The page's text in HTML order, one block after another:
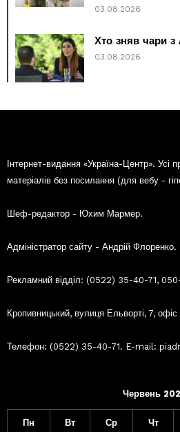
03.08.2026
Хто зняв чари
03.08.2026
Інтернет-видання «Україна-Центр». Усі
матеріалів без посилання (для вебу -
Шеф-редактор - Юхим Мармер.
Адміністратор сайту - Андрій Флоренко.
Рекламний відділ: (0522) 35-40-71,
Кропивницький, вулиця Ельворті, 7,
Телефон: (0522) 35-40-71. E-mail:
Червень
Пн Вт Ср Чт